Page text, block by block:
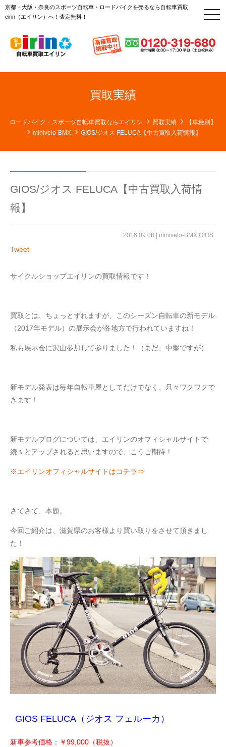
京都・大阪・奈良のスポーツ自転車・ロードバイクを売るなら自転車買取
eirin（エイリン）へ！査定無料！
t
o
l
e
v
o
n
買取実績
ロードバイク・スポーツ自転車買取ならエイリン 買取実績
【車種別】
minivelo-BMX
GIOS/ジオス FELUCA【中古買取入荷情報】
GIOS/ジオス FELUCA【中古買取入荷情
報】
2016.09.08 | minivelo-BMX,GIOS
Tweet
サイクルショップエイリンの買取情報です！
買取とは、ちょっとずれますが、このシーズン自転車の新モデル
（2017年モデル）の展示会が各地方で行われていますね！
私も展示会に沢山参加して参りました！（まだ、中盤ですが）
新モデル発表は毎年自転車屋としてだけでなく、只々ワクワクで
きます！
新モデルブログについては、エイリンのオフィシャルサイトで
続々とアップされると思いますので、こうご期待！
※エイリンオフィシャルサイトはコチラ⇒
さてさて、本題。
今回ご紹介は、滋賀県のお客様より買い取りをさせて頂きまし
た！
GIOS FELUCA（ジオス フェルーカ）
新車参考価格：￥99,000（税抜）